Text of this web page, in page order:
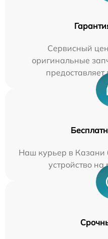
Сервисный
оригинальные
Наш курьер в Казани
устройство на